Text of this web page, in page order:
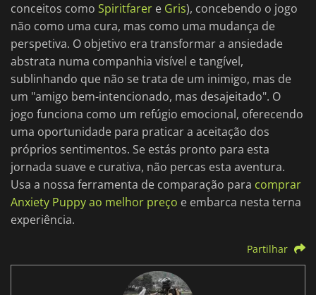
conceitos como Spiritfarer e Gris), concebendo o jogo
não como uma cura, mas como uma mudança de
perspetiva. O objetivo era transformar a ansiedade
abstrata numa companhia visível e tangível,
sublinhando que não se trata de um inimigo, mas de
um "amigo bem-intencionado, mas desajeitado". O
jogo funciona como um refúgio emocional, oferecendo
uma oportunidade para praticar a aceitação dos
próprios sentimentos. Se estás pronto para esta
jornada suave e curativa, não percas esta aventura.
Usa a nossa ferramenta de comparação para comprar
Anxiety Puppy ao melhor preço e embarca nesta terna
experiência.
Partilhar